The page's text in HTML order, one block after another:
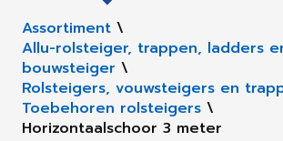
Assortiment \
Allu-rolsteiger, trappen, ladders
bouwsteiger \
Rolsteigers, vouwsteigers en
Toebehoren rolsteigers \
Horizontaalschoor 3 meter